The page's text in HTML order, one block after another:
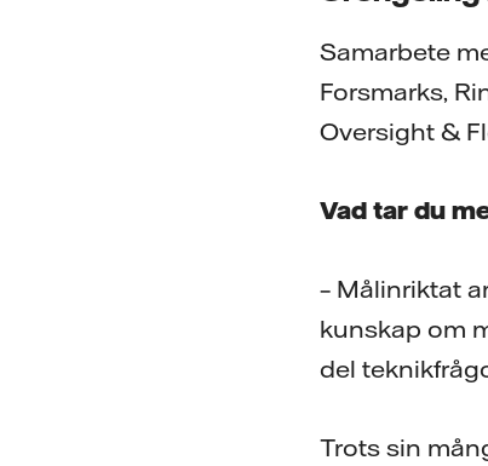
Samarbete
Forsmarks,
Oversight &
Vad tar du
– Målinriktat
kunskap om
del
Trots sin